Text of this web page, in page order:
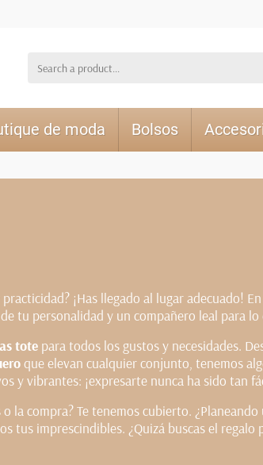
de moda Bolsos
¡Has llegado al lugar adecuado!
tu personalidad y un compañero leal para
tote para todos los gustos y necesidades.
que elevan cualquier conjunto, tenemos
y vibrantes: ¡expresarte nunca ha sido tan
la compra? Te tenemos cubierto.
tus imprescindibles. ¿Quizá buscas el regalo